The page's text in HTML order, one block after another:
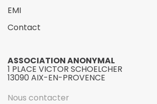
EMI
Contact
ASSOCIATION ANONYMAL
1 PLACE VICTOR SCHOELCHER
13090 AIX-EN-PROVENCE
Nous contacter